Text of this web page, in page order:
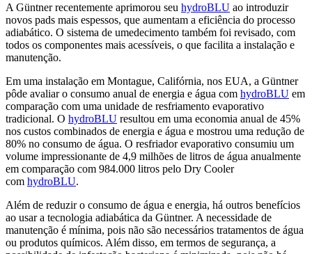
A Güntner recentemente aprimorou seu hydroBLU ao introduzir
novos pads mais espessos, que aumentam a eficiência do processo
adiabático. O sistema de umedecimento também foi revisado, com
todos os componentes mais acessíveis, o que facilita a instalação e
manutenção.
Em uma instalação em Montague, Califórnia, nos EUA, a Güntner
pôde avaliar o consumo anual de energia e água com hydroBLU em
comparação com uma unidade de resfriamento evaporativo
tradicional. O hydroBLU resultou em uma economia anual de 45%
nos custos combinados de energia e água e mostrou uma redução de
80% no consumo de água. O resfriador evaporativo consumiu um
volume impressionante de 4,9 milhões de litros de água anualmente
em comparação com 984.000 litros pelo Dry Cooler
com hydroBLU.
Além de reduzir o consumo de água e energia, há outros benefícios
ao usar a tecnologia adiabática da Güntner. A necessidade de
manutenção é mínima, pois não são necessários tratamentos de água
ou produtos químicos. Além disso, em termos de segurança, a